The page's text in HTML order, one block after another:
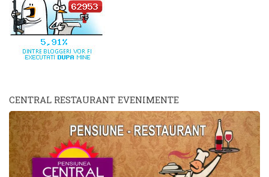
CENTRAL RESTAURANT EVENIMENTE